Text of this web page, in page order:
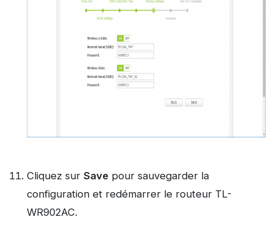
Cliquez sur Save pour sauvegarder la
configuration et redémarrer le routeur TL-
WR902AC.